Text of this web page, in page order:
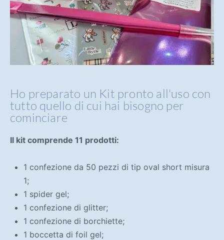
Ho preparato un Kit pronto all'uso con
tutto quello di cui hai bisogno per
cominciare
Il kit comprende 11 prodotti:
1 confezione da 50 pezzi di tip oval short misura
1;
1 spider gel;
1 confezione di glitter;
1 confezione di borchiette;
1 boccetta di foil gel;